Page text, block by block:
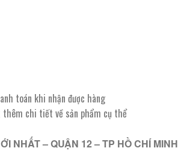
toán khi nhận được hàng
thêm chi tiết về sản phẩm cụ thể
NHẤT – QUẬN 12 – TP HỒ CHÍ MINH